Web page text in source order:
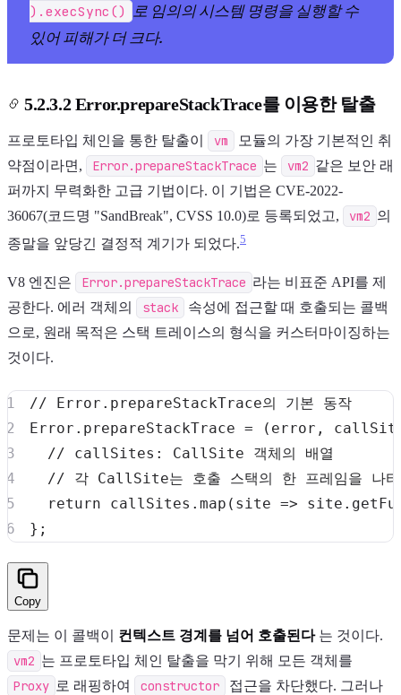
).execSync() 로 임의의 시스템 명령을 실행할 수
있어 피해가 더 크다.
5.2.3.2 Error.prepareStackTrace를 이용한 탈출
프로토타입 체인을 통한 탈출이 vm
모듈의 가장 기본적인 취
약점이라면,
Error.prepareStackTrace 는 vm2 같은 보안 래
퍼까지 무력화한 고급 기법이다. 이 기법은 CVE-2022-
36067(코드명 "SandBreak", CVSS 10.0)로 등록되었고,
vm2 의
종말을 앞당긴 결정적 계기가 되었다.5
V8 엔진은 Error.prepareStackTrace 라는 비표준 API를 제
공한다. 에러 객체의
stack
속성에 접근할 때 호출되는 콜백
으로, 원래 목적은 스택 트레이스의 형식을 커스터마이징하는
것이다.
// Error.prepareStackTrace의 기본 동작
Error . prepareStackTrace = ( error ,
// callSites: CallSite 객체의 배열
// 각 CallSite는 호출 스택의 한 프레임을 나타
return callSites . map ( site => site .
} ;
Copy
문제는 이 콜백이 컨텍스트 경계를 넘어 호출된다는 것이다.
vm2 는 프로토타입 체인 탈출을 막기 위해 모든 객체를
Proxy 로 래핑하여 constructor 접근을 차단했다. 그러나